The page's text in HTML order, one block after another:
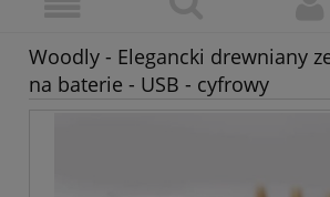
Woodly - Elegancki drewniany
na baterie - USB - cyfrowy